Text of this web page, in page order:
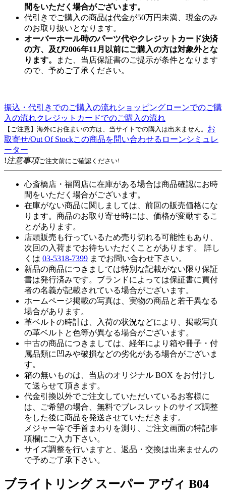
間をいただく場合がございます。
代引きでご購入の商品は代金が50万円未満、現金のみ
のお取り扱いとなります。
オーバーホール時のパーツ代やクレジットカード決済
の方、及び2006年11月以前にご購入の方は対象外とな
ります。
また、当店保証書のご提示が条件となります
ので、予めご了承ください。
振込・代引きでのご購入の流れショッピングローンでのご購
入の流れクレジットカードでのご購入の流れ
【ご注意】海外にお住まいの方は、当サイトでの購入は出来ません。 お
取寄せ/Out Of Stockこの商品を問い合わせる ローンシミュレ
ーター
!注意事項ご注文前にご確認ください!
心斎橋店・福岡店に在庫がある場合は商品確認にお時
間をいただく場合がございます。
在庫がない商品に関しましては、前回の販売価格にな
ります。商品のお取り寄せ時には、価格が変動するこ
とがあります。
店頭販売も行っているため売り切れる可能性もあり、
次回の入荷までお待ちいただくことがあります。 詳し
くは 03-5318-7399 までお問い合わせ下さい。
新品の商品につきましては特別な記載がない限り保証
書は発行済みです。ブランドによっては保証書に買付
者の名義が記載されている場合がございます。
ホームページ掲載の写真は、実物の商品と若干異なる
場合があります。
革ベルトの時計は、入荷の状況などにより、掲載写真
の革ベルトと色等が異なる場合がございます。
中古の商品につきましては、経年により箱や冊子・付
属品類に凹みや破損などの劣化がある場合がございま
す。
箱の無いものは、当店のオリジナル BOX をお付けし
て送らせて頂きます。
代金引換以外でご注文していただいているお客様に
は、ご希望の場合、無料でブレスレットのサイズ調整
をした後に商品を発送させていただきます。
メジャー等で手首まわりを測り、ご注文画面の特記事
項欄にご入力下さい。
サイズ調整を行いますと、返品・交換は出来ませんの
で予めご了承下さい。
ブライトリング スーパー アヴィ B04